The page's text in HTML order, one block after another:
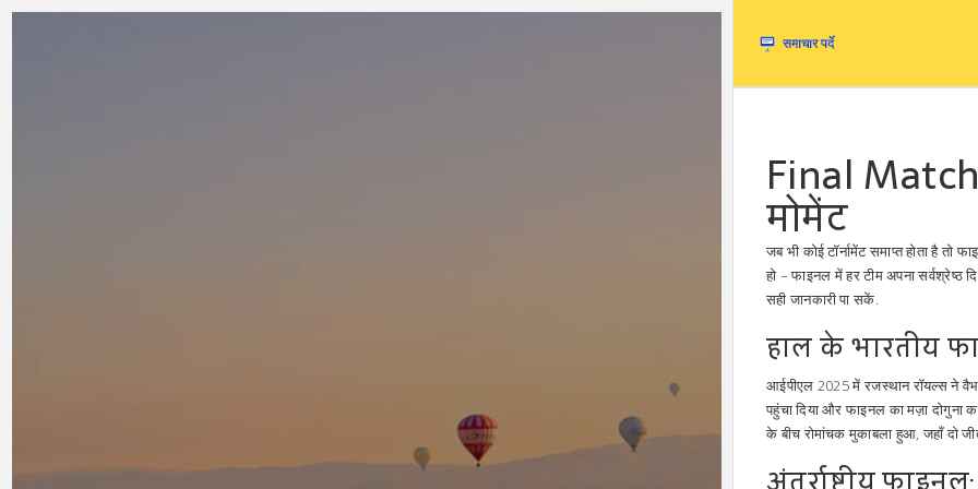
Final
मोमेंट
जब भी कोई टॉर्नामेंट समाप्त होता है
हो – फाइनल में हर टीम अपना
सही जानकारी पा सकें.
हाल के भारतीय
आईपीएल 2025 में रजस्थान रॉयल्स ने
पहुंचा दिया और फाइनल का मज़ा दोगुना
के बीच रोमांचक मुकाबला हुआ, जहाँ दो